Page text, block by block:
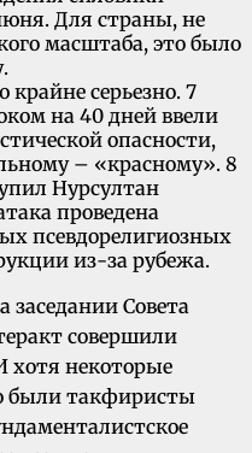
Для страны, не
масштаба, это было
серьезно. 7
на 40 дней ввели
опасности,
– «красному». 8
Нурсултан
проведена
псевдорелигиозных
из-за рубежа.
заседании Совета
совершили
хотя некоторые
были такфиристы